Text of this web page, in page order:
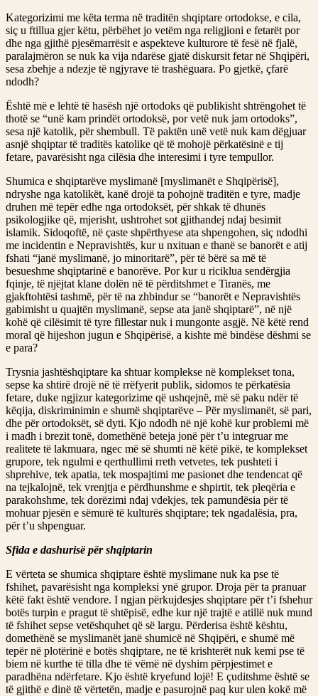
Kategorizimi me këta terma në traditën shqiptare ortodokse, e cila,
siç u ftillua gjer këtu, përbëhet jo vetëm nga religjioni e fetarët por
dhe nga gjithë pjesëmarrësit e aspekteve kulturore të fesë në fjalë,
paralajmëron se nuk ka vija ndarëse gjatë diskursit fetar në Shqipëri,
sesa zbehje a ndezje të ngjyrave të trashëguara. Po gjetkë, çfarë
ndodh?
Është më e lehtë të hasësh një ortodoks që publikisht shtrëngohet të
thotë se “unë kam prindët ortodoksë, por vetë nuk jam ortodoks”,
sesa një katolik, për shembull. Të paktën unë vetë nuk kam dëgjuar
asnjë shqiptar të traditës katolike që të mohojë përkatësinë e tij
fetare, pavarësisht nga cilësia dhe interesimi i tyre tempullor.
Shumica e shqiptarëve myslimanë [myslimanët e Shqipërisë],
ndryshe nga katolikët, kanë drojë ta pohojnë traditën e tyre, madje
druhen më tepër edhe nga ortodoksët, për shkak të dhunës
psikologjike që, mjerisht, ushtrohet sot gjithandej ndaj besimit
islamik. Sidoqoftë, në çaste shpërthyese ata shpengohen, siç ndodhi
me incidentin e Nepravishtës, kur u nxituan e thanë se banorët e atij
fshati “janë myslimanë, jo minoritarë”, për të bërë sa më të
besueshme shqiptarinë e banorëve. Por kur u riciklua sendërgjia
fqinje, të njëjtat klane dolën në të përditshmet e Tiranës, me
gjakftohtësi tashmë, për të na zhbindur se “banorët e Nepravishtës
gabimisht u quajtën myslimanë, sepse ata janë shqiptarë”, në një
kohë që cilësimit të tyre fillestar nuk i mungonte asgjë. Në këtë rend
moral që hijeshon jugun e Shqipërisë, a kishte më bindëse dëshmi se
e para?
Trysnia jashtëshqiptare ka shtuar komplekse në komplekset tona,
sepse ka shtirë drojë në të rrëfyerit publik, sidomos te përkatësia
fetare, duke ngjizur kategorizime që ushqejnë, më së paku ndër të
këqija, diskriminimin e shumë shqiptarëve – Për myslimanët, së pari,
dhe për ortodoksët, së dyti. Kjo ndodh në një kohë kur problemi më
i madh i brezit tonë, domethënë beteja jonë për t’u integruar me
realitete të lakmuara, ngec më së shumti në këtë pikë, te komplekset
grupore, tek ngulmi e qerthullimi rreth vetvetes, tek pushteti i
shprehive, tek apatia, tek mospajtimi me pasionet dhe tendencat që
na tejkalojnë, tek vrenjtja e përdhunshme e shpirtit, tek pleqëria e
parakohshme, tek dorëzimi ndaj vdekjes, tek pamundësia për të
mohuar pjesën e sëmurë të kulturës shqiptare; tek ngadalësia, pra,
për t’u shpenguar.
Sfida e dashurisë për shqiptarin
E vërteta se shumica shqiptare është myslimane nuk ka pse të
fshihet, pavarësisht nga kompleksi ynë grupor. Droja për ta pranuar
këtë fakt është vendore. I ngjan përkujdesjes shqiptare për t’i fshehur
botës turpin e pragut të shtëpisë, edhe kur një trajtë e atillë nuk mund
të fshihet sepse vetëshquhet që së largu. Përderisa është kështu,
domethënë se myslimanët janë shumicë në Shqipëri, e shumë më
tepër në plotërinë e botës shqiptare, ne të krishterët nuk kemi pse të
biem në kurthe të tilla dhe të vëmë në dyshim përpjestimet e
paradhëna ndërfetare. Kjo është kryefund lojë! E çuditshme është se
të gjithë e dinë të vërtetën, madje e pasurojnë paq kur ulen kokë më